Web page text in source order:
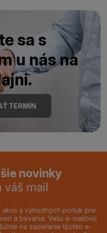
sa s
u nás na
TERMÍN
novinky
váš mail
a výhodných ponúk pre
a bývania. Vašu e-mailovú
na zasielanie týchto e-